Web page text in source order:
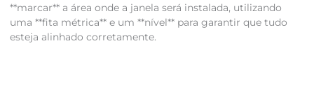
**marcar** a área onde a janela será instalada, utilizando
uma **fita métrica** e um **nível** para garantir que tudo
esteja alinhado corretamente.